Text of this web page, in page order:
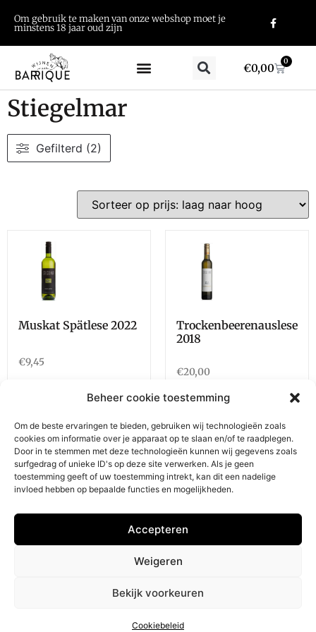
Beheer cookie toestemming
Om de beste ervaringen te bieden, gebruiken wij technologieën zoals
cookies om informatie over je apparaat op te slaan en/of te raadplegen.
Door in te stemmen met deze technologieën kunnen wij gegevens zoals
surfgedrag of unieke ID's op deze site verwerken. Als je geen
toestemming geeft of uw toestemming intrekt, kan dit een nadelige
invloed hebben op bepaalde functies en mogelijkheden.
Accepteren
Weigeren
Bekijk voorkeuren
Cookiebeleid
Om gebruik te maken van onze webshop moet je
minstens 18 jaar oud zijn
€0,00
0
Stiegelmar
Gefilterd (2)
Muskat Spätlese 2022
€9,45
Toevoegen aan
Trockenbeerenauslese
2018
€20,00
winkelwagen
Barrique Wijnen Klantendienst